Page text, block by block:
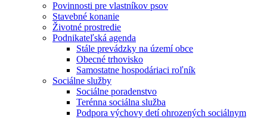
Povinnosti pre vlastníkov psov
Stavebné konanie
Životné prostredie
Podnikateľská agenda
Stále prevádzky na území obce
Obecné trhovisko
Samostatne hospodáriaci roľník
Sociálne služby
Sociálne poradenstvo
Terénna sociálna služba
Podpora výchovy detí ohrozených sociálnym